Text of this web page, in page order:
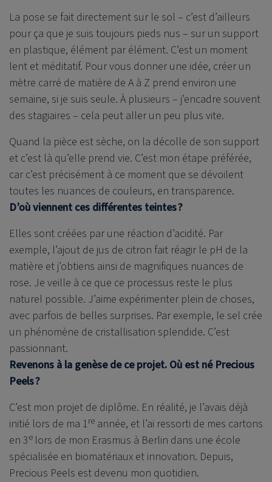
La pose se fait directement sur le sol – c’est d’ailleurs
pour ça que je suis toujours pieds nus – sur un support
en plastique, élément par élément. C’est un moment
lent et méditatif. Pour vous donner une idée, créer un
mètre carré de matière de A à Z prend environ une
semaine, si je suis seule. À plusieurs – j’encadre souvent
des stagiaires – cela peut aller un peu plus vite.
Quand la pièce est sèche, on la décolle de son support
et c’est là qu’elle prend vie. C’est mon étape préférée,
car c’est précisément à ce moment que se dévoilent
toutes les nuances de couleurs, en transparence.
D’où viennent ces différentes teintes ?
Elles sont créées par une réaction d’acidité. Par
exemple, l’ajout de jus de citron fait réagir le pH de la
matière et j’obtiens ainsi de magnifiques nuances de
rose. Je veille à ce que ce processus reste le plus
naturel possible. J’aime expérimenter plein de choses,
avec parfois de belles surprises. Par exemple, le sel crée
un phénomène de cristallisation splendide. C’est
passionnant.
Revenons à la genèse de ce projet. Où est né Precious
Peels ?
C’est mon projet de diplôme. En réalité, je l’avais déjà
initié lors de ma 1re année, et l’ai ressorti de mes cartons
en 3e lors de mon Erasmus à Berlin dans une école
spécialisée en biomatériaux et innovation. Depuis,
Precious Peels est devenu mon quotidien.